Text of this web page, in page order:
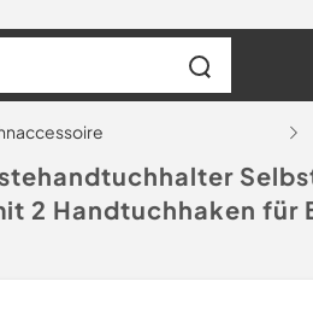
2 Handtuchhaken für